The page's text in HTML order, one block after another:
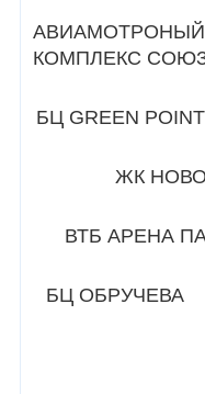
АВИАМОТРОНЫЙ
КОМПЛЕКС
БЦ GREEN POINT
ЖК
ВТБ АРЕНА
БЦ ОБРУЧЕВА